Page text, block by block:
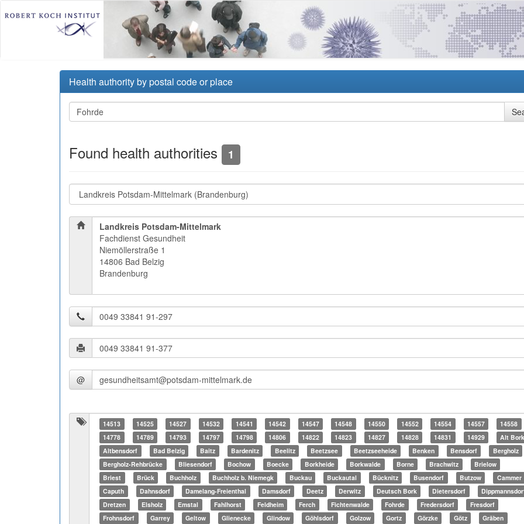
Health authority by postal code or place
Found health authorities 1
Landkreis Potsdam-Mittelmark
Fachdienst Gesundheit
Niemöllerstraße 1
14806 Bad Belzig
Brandenburg
@
14513 14525 14527 14532 14541 14542 14547 14548 14550 14552 14554 14557
14558
14778
14789 14793 14797 14798 14806 14822 14823 14827 14828 14831 14929
Alt
Altbensdorf
Bad Belzig Baitz Bardenitz Beelitz Beetzsee Beetzseeheide Benken Bensdorf
Bergholz
Bergholz-Rehbrücke
Bliesendorf Bochow Boecke Borkheide Borkwalde Borne Brachwitz
Brielow
Briest
Brück Buchholz Buchholz b. Niemegk Buckau Buckautal Bücknitz Busendorf Butzow
Cammer
Caputh
Dahnsdorf Damelang-Freienthal Damsdorf Deetz Derwitz Deutsch Bork Dietersdorf
Dretzen
Elsholz Emstal Fahlhorst Feldheim Ferch Fichtenwalde Fohrde Fredersdorf
Fresdorf
Frohnsdorf
Garrey Geltow Glienecke Glindow Göhlsdorf Golzow Gortz Görzke Götz Gräben